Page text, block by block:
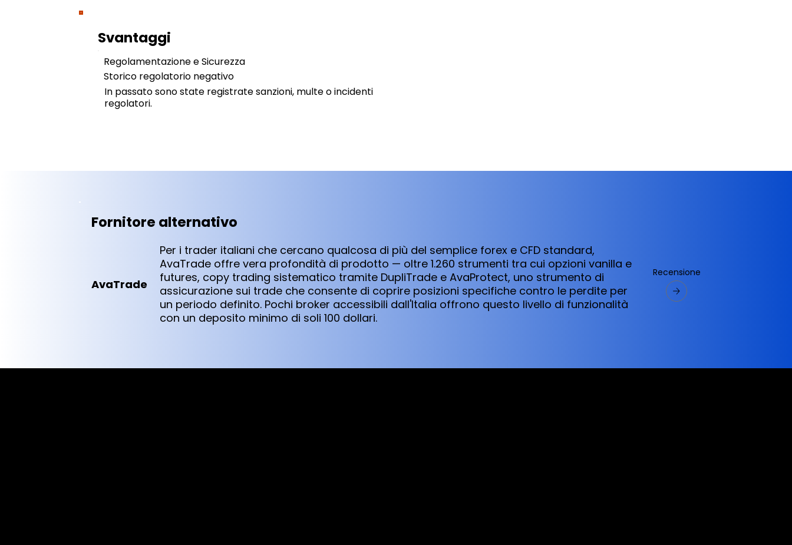
Svantaggi
Regolamentazione e Sicurezza
Storico regolatorio negativo
In passato sono state registrate sanzioni, multe o incidenti
regolatori.
Fornitore alternativo
AvaTrade
Per i trader italiani che cercano qualcosa di più del semplice forex e CFD standard,
AvaTrade offre vera profondità di prodotto — oltre 1.260 strumenti tra cui opzioni vanilla e
futures, copy trading sistematico tramite DupliTrade e AvaProtect, uno strumento di
assicurazione sui trade che consente di coprire posizioni specifiche contro le perdite per
un periodo definito. Pochi broker accessibili dall'Italia offrono questo livello di funzionalità
con un deposito minimo di soli 100 dollari.
Recensione